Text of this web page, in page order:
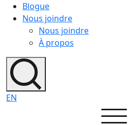
Blogue
Nous joindre
Nous joindre
À propos
EN